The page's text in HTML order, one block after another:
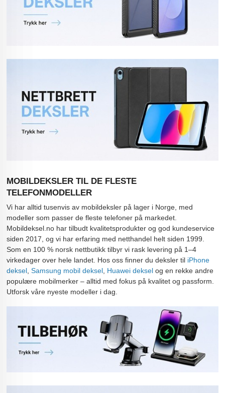
MOBILDEKSLER TIL DE FLESTE
TELEFONMODELLER
Vi har alltid tusenvis av mobildeksler på lager i Norge, med
modeller som passer de fleste telefoner på markedet.
Mobildeksel.no har tilbudt kvalitetsprodukter og god kundeservice
siden 2017, og vi har erfaring med netthandel helt siden 1999.
Som en 100 % norsk nettbutikk tilbyr vi rask levering på 1–4
virkedager over hele landet. Hos oss finner du deksler til iPhone
deksel,Samsung mobil deksel, Huawei deksel og en rekke andre
populære mobilmerker – alltid med fokus på kvalitet og passform.
Utforsk våre nyeste modeller i dag.